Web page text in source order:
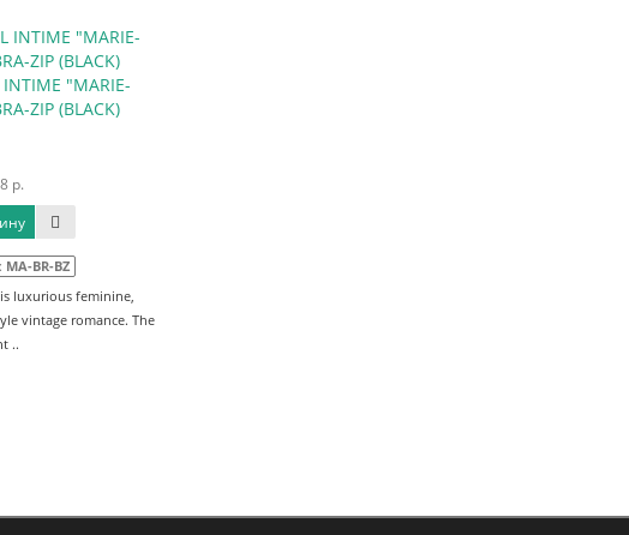
INTIME "MARIE-
ZIP (BLACK)
р.
MA-BR-BZ
luxurious feminine,
vintage romance. The
..